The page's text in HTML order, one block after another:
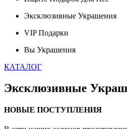
Эксклюзивные Украшения
VIPПодарки
Вы Украшения
КАТАЛОГ
Эксклюзивные
НОВЫЕ ПОСТУПЛЕНИЯ